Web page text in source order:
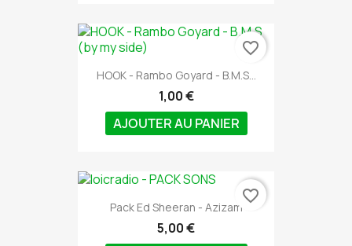
HOOK - Rambo Goyard - B.M.S...
1,00 €
AJOUTER AU PANIER
favorite_border
Pack Ed Sheeran - Azizam
5,00 €
favorite_border